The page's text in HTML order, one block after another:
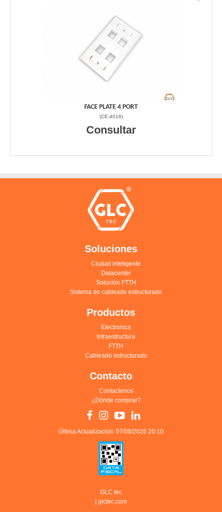
FACE PLATE 4 PORT
(CE-4018)
Consultar
Soluciones
Ciudad inteligente
Datacenter
Solución FTTH
Sistema de cableado estructurado
Productos
Electronics
Infraestructura
FTTH
Cableado estructurado
Contacto
Contactenos
¿Dónde comprar?
Última Actualización: 07/08/2026 20:10
GLC tec
glctec.com